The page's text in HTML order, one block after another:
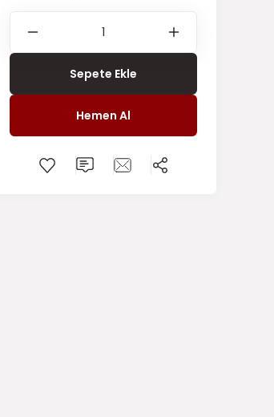
Sepete Ekle
Hemen Al